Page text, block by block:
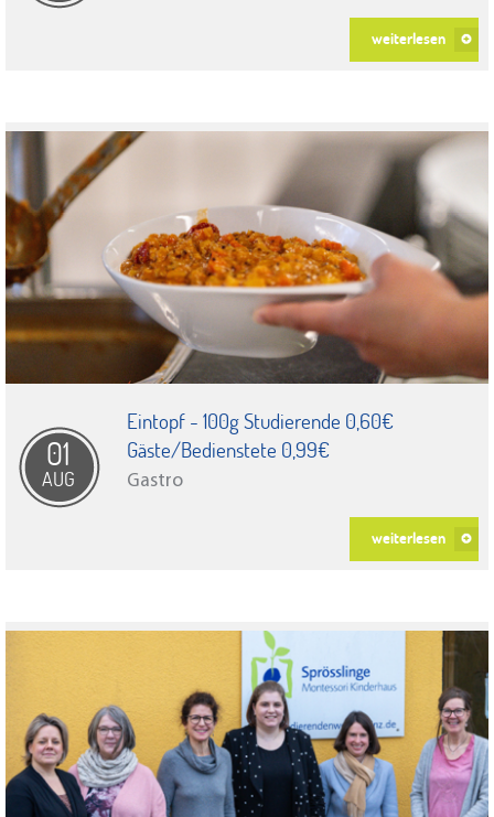
weiterlesen
01
AUG
Eintopf - 100g Studierende 0,60€
Gäste/Bedienstete 0,99€
Gastro
weiterlesen